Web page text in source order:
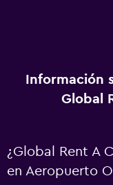
Información
Global
¿Global Rent A
en Aeropuerto